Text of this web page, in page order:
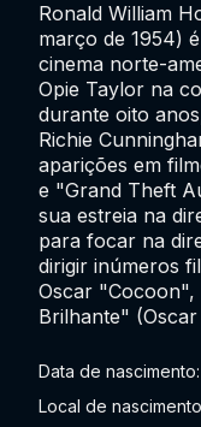
Data de
Local de
Ronald William
março de 1954)
cinema norte-
Opie Taylor na
durante oito
Richie
aparições em
e "Grand Theft
sua estreia na
para focar na
dirigir inúmeros
Oscar
Brilhante"